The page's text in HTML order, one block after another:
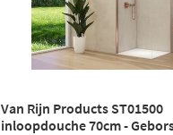
Van Rijn Products ST01500
inloopdouche 70cm -